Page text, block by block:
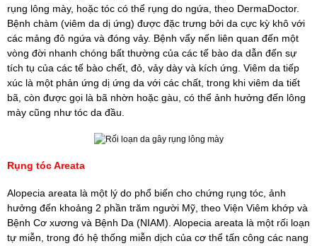
rụng lông mày, hoặc tóc có thể rụng do ngứa, theo DermaDoctor.
Bệnh chàm (viêm da dị ứng) được đặc trưng bởi da cực kỳ khô với
các mảng đỏ ngứa và đóng vảy. Bệnh vẩy nến liên quan đến một
vòng đời nhanh chóng bất thường của các tế bào da dẫn đến sự
tích tụ của các tế bào chết, đỏ, vảy dày và kích ứng. Viêm da tiếp
xúc là một phản ứng dị ứng da với các chất, trong khi viêm da tiết
bã, còn được gọi là bã nhờn hoặc gàu, có thể ảnh hưởng đến lông
mày cũng như tóc da đầu.
Rụng tóc Areata
Alopecia areata là một lý do phổ biến cho chứng rụng tóc, ảnh
hưởng đến khoảng 2 phần trăm người Mỹ, theo Viện Viêm khớp và
Bệnh Cơ xương và Bệnh Da (NIAM). Alopecia areata là một rối loạn
tự miễn, trong đó hệ thống miễn dịch của cơ thể tấn công các nang